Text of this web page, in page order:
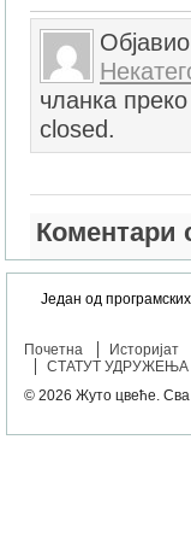
Објавио
чланка преко
closed.
Коментари
Један од
Почетна
Историјат
СТАТУТ УДРУЖЕЊА
© 2026 Жуто цвеће.